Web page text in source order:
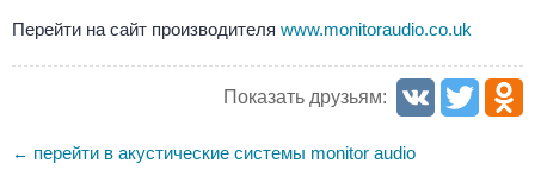
Перейти на сайт производителя www.monitoraudio.co.uk
Показать друзьям:
← перейти в акустические системы monitor audio